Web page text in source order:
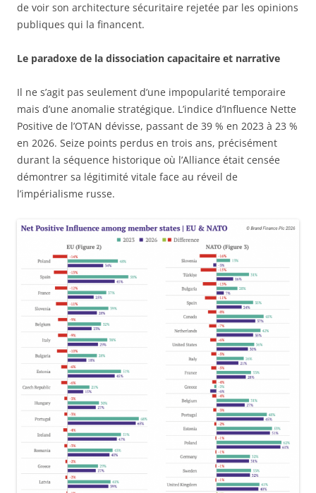
de voir son architecture sécuritaire rejetée par les opinions
publiques qui la financent.
Le paradoxe de la dissociation capacitaire et narrative
Il ne s’agit pas seulement d’une impopularité temporaire
mais d’une anomalie stratégique. L’indice d’Influence Nette
Positive de l’OTAN dévisse, passant de 39 % en 2023 à 23 %
en 2026. Seize points perdus en trois ans, précisément
durant la séquence historique où l’Alliance était censée
démontrer sa légitimité vitale face au réveil de
l’impérialisme russe.